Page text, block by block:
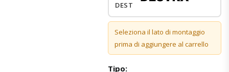
DESTRO
Seleziona il lato di montaggio
prima di aggiungere al carrello
Tipo: